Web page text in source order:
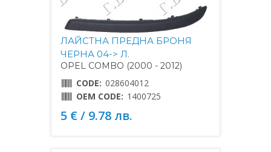
ЛАЙСТНА ПРЕДНА БРОНЯ
ЧЕРНА 04-> Л.
OPEL COMBO (2000 - 2012)
CODE: 028604012
OEM CODE: 1400725
5 € / 9.78 лв.